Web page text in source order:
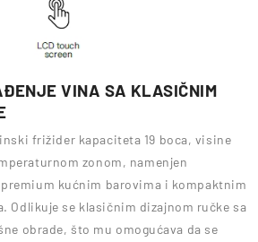
VINA SA KLASIČNIM
frižider kapaciteta 19 boca, visine
zonom, namenjen
kućnim barovima i kompaktnim
Odlikuje se klasičnim dizajnom ručke sa
obrade, što mu omogućava da se